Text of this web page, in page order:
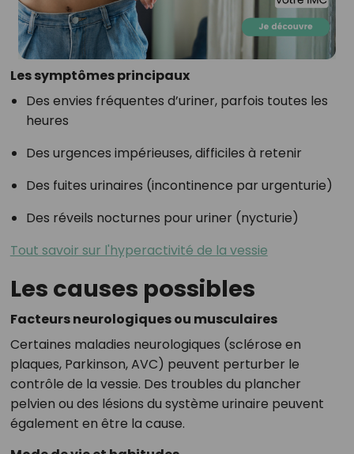
Les symptômes principaux
Des envies fréquentes d’uriner, parfois toutes les
heures
Des urgences impérieuses, difficiles à retenir
Des fuites urinaires (incontinence par urgenturie)
Des réveils nocturnes pour uriner (nycturie)
Tout savoir sur l'hyperactivité de la vessie
Les causes possibles
Facteurs neurologiques ou musculaires
Certaines maladies neurologiques (sclérose en
plaques, Parkinson, AVC) peuvent perturber le
contrôle de la vessie. Des troubles du plancher
pelvien ou des lésions du système urinaire peuvent
également en être la cause.